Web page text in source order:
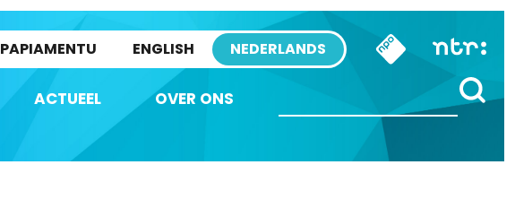
PAPIAMENTU ENGLISH NEDERLANDS
ACTUEEL OVER ONS